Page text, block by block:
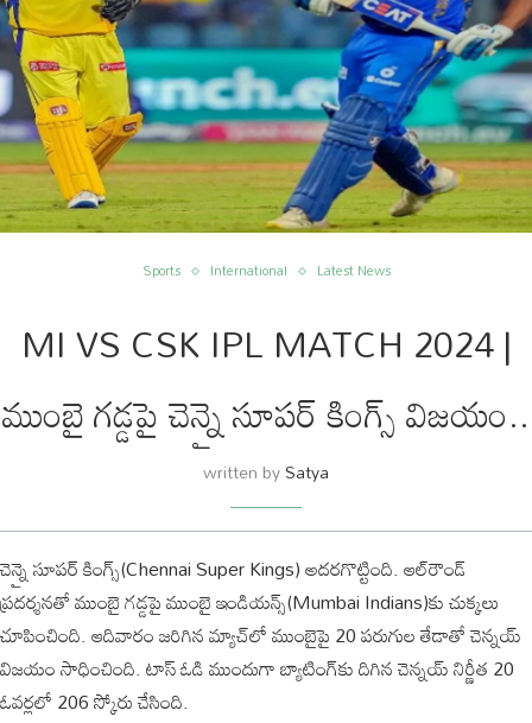
Sports International Latest News
MI VS CSK IPL MATCH 2024 |
ముంబై గడ్డపై చెన్నై సూపర్ కింగ్స్ విజయం..
written bySatya
చెన్నై సూపర్ కింగ్స్(Chennai Super Kings) అదరగొట్టింది. ఆల్‌రౌండ్
ప్రదర్శనతో ముంబై గడ్డపై ముంబై ఇండియన్స్‌(Mumbai Indians)కు చుక్కలు
చూపించింది. ఆదివారం జరిగిన మ్యాచ్‌లో ముంబైపై 20 పరుగుల తేడాతో చెన్నయ్
విజయం సాధించింది. టాస్ ఓడి ముందుగా బ్యాటింగ్‌కు దిగిన చెన్నయ్ నిర్ణీత 20
ఓవర్లలో 206 స్కోరు చేసింది.